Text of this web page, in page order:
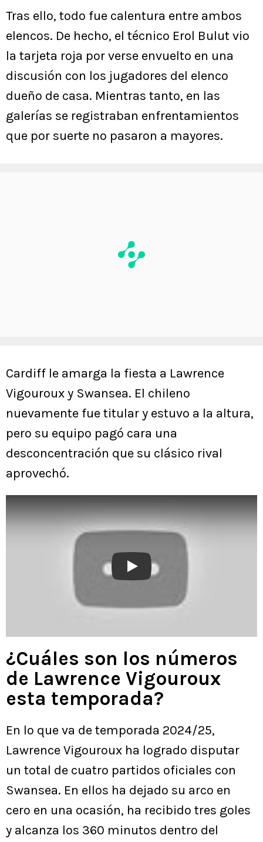
Tras ello, todo fue calentura entre ambos
elencos. De hecho, el técnico Erol Bulut vio
la tarjeta roja por verse envuelto en una
discusión con los jugadores del elenco
dueño de casa. Mientras tanto, en las
galerías se registraban enfrentamientos
que por suerte no pasaron a mayores.
Cardiff le amarga la fiesta a Lawrence
Vigouroux y Swansea. El chileno
nuevamente fue titular y estuvo a la altura,
pero su equipo pagó cara una
desconcentración que su clásico rival
aprovechó.
Play
¿Cuáles son los números
de Lawrence Vigouroux
esta temporada?
En lo que va de temporada 2024/25,
Lawrence Vigouroux ha logrado disputar
un total de cuatro partidos oficiales con
Swansea. En ellos ha dejado su arco en
cero en una ocasión, ha recibido tres goles
y alcanza los 360 minutos dentro del